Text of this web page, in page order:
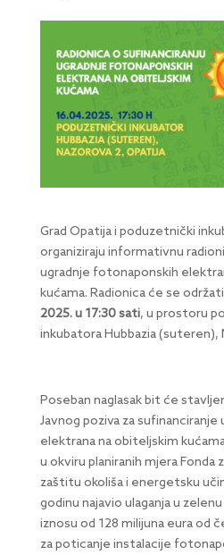
Grad Opatija i poduzetnički
organiziraju informativnu
ugradnje fotonaponskih
kućama. Radionica će se
2025. u 17:30 sati, u prostoru
inkubatora Hubbazia (suteren),
Poseban naglasak bit će
Javnog poziva za
elektrana na obiteljskim
u okviru planiranih mjera Fonda
zaštitu okoliša i energetsku
godinu najavio ulaganja u
iznosu od 128 milijuna eura od
za poticanje instalacije